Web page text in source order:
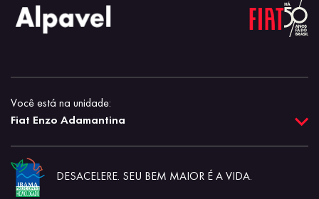
Você está na unidade:
Fiat Enzo Adamantina
DESACELERE. SEU BEM MAIOR É A VIDA.